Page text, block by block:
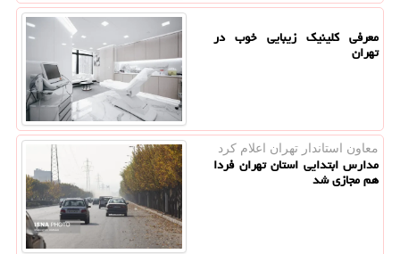
معرفی کلینیک زیبایی خوب در
تهران
معاون استاندار تهران اعلام كرد
مدارس ابتدایی استان تهران فردا
هم مجازی شد